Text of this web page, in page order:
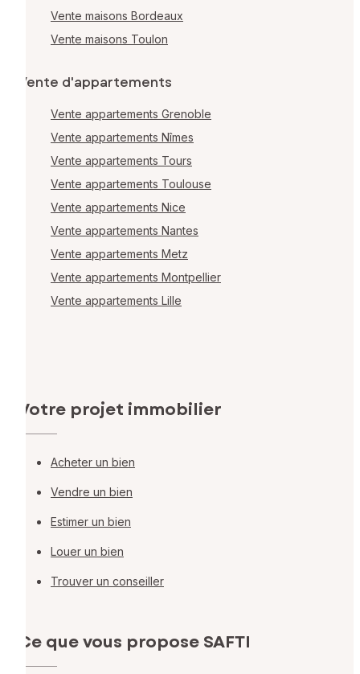
Vente maisons Bordeaux
Vente maisons Toulon
Vente d'appartements
Vente appartements Grenoble
Vente appartements Nîmes
Vente appartements Tours
Vente appartements Toulouse
Vente appartements Nice
Vente appartements Nantes
Vente appartements Metz
Vente appartements Montpellier
Vente appartements Lille
Votre projet immobilier
Acheter un bien
Vendre un bien
Estimer un bien
Louer un bien
Trouver un conseiller
Ce que vous propose SAFTI